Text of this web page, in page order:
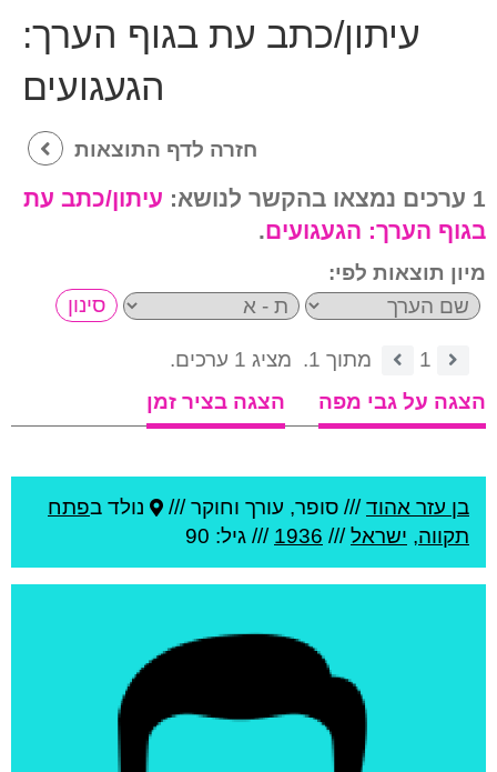
עיתון/כתב עת בגוף הערך:
הגעגועים
חזרה לדף התוצאות
1 ערכים נמצאו בהקשר לנושא:
עיתון/כתב עת
בגוף הערך: הגעגועים.
מיון תוצאות לפי:
1 מתוך 1.
מציג 1 ערכים.
הצגה על גבי מפה
הצגה בציר זמן
בן עזר אהוד/// סופר, עורך וחוקר /// נולד בפתח
תקווה, ישראל///
1936 /// גיל: 90